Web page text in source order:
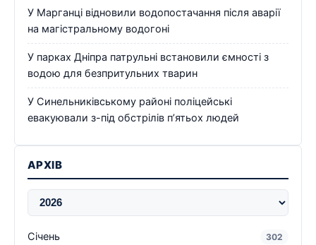
У Марганці відновили водопостачання після аварії
на магістральному водогоні
У парках Дніпра патрульні встановили ємності з
водою для безпритульних тварин
У Синельниківському районі поліцейські
евакуювали з-під обстрілів п’ятьох людей
АРХІВ
Січень 302